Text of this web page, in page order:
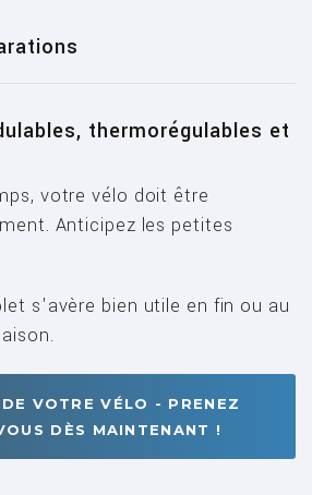
thermorégulables et
votre vélo doit être
Anticipez les petites
s'avère bien utile en fin ou au
VOTRE VÉLO - PRENEZ
DÈS MAINTENANT !